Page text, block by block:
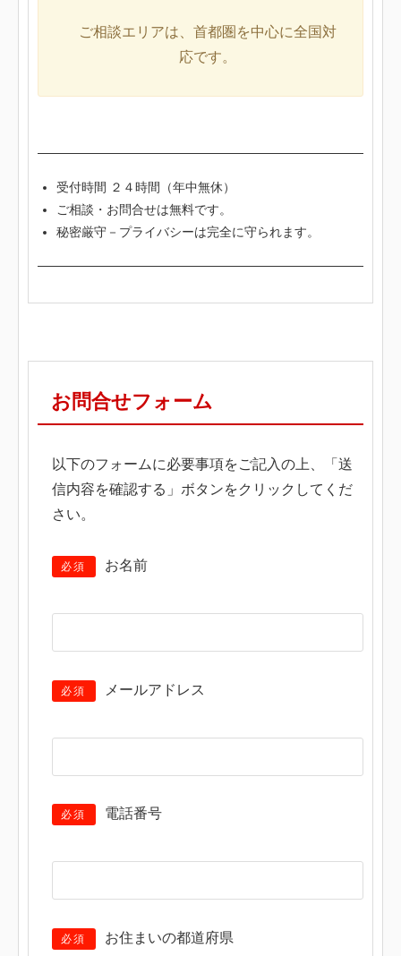
ご相談エリアは、首都圏を中心に全国対
応です。
受付時間 ２４時間（年中無休）
ご相談・お問合せは無料です。
秘密厳守－プライバシーは完全に守られます。
お問合せフォーム
以下のフォームに必要事項をご記入の上、「送
信内容を確認する」ボタンをクリックしてくだ
さい。
必須 お名前
必須 メールアドレス
必須 電話番号
必須 お住まいの都道府県